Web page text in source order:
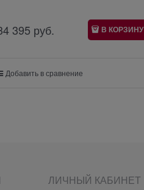
395 руб. В КОРЗИНУ
Добавить в сравнение
ЛИЧНЫЙ КАБИНЕТ